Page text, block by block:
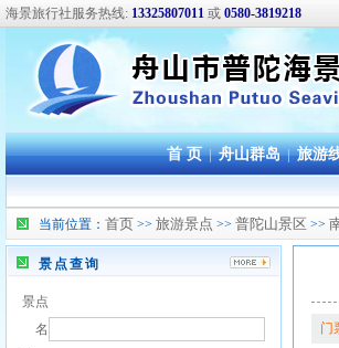
海景旅行社服务热线: 13325807011 或 0580-3819218
首 页 | 舟山群岛 | 旅游
当前位置： 首页 >> 旅游景点 >> 普陀山景区 >>
景点查询
景点
名
门